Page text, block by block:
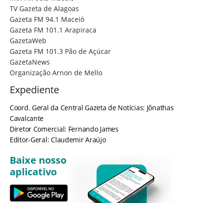
TV Gazeta de Alagoas
Gazeta FM 94.1 Maceió
Gazeta FM 101.1 Arapiraca
GazetaWeb
Gazeta FM 101.3 Pão de Açúcar
GazetaNews
Organização Arnon de Mello
Expediente
Coord. Geral da Central Gazeta de Notícias: Jônathas
Cavalcante
Diretor Comercial: Fernando James
Editor-Geral: Claudemir Araújo
Baixe nosso
aplicativo